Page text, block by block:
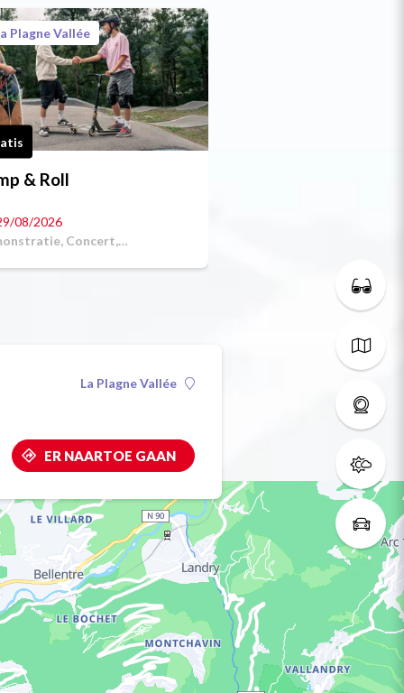
Plagne Vallée
& Roll
08/2026
Concert,
La Plagne Vallée
ER NAARTOE GAAN